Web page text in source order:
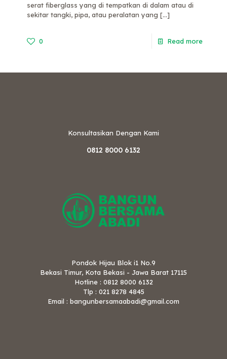
serat fiberglass yang di tempatkan di dalam atau di
sekitar tangki, pipa, atau peralatan yang […]
0 Read more
Konsultasikan Dengan Kami
0812 8000 6132
Pondok Hijau Blok i1 No.9
Bekasi Timur, Kota Bekasi - Jawa Barat 17115
Hotline : 0812 8000 6132
Tlp : 021 8278 4845
Email : bangunbersamaabadi@gmail.com